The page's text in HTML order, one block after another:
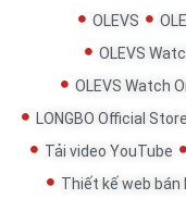
OLEVS
OLEVS
OLEVS Watch
LONGBO Official Store
Tải video YouTube
Thiết kế web bán